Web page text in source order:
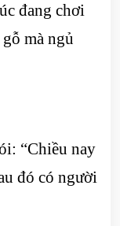
đang chơi
mà ngủ
“Chiều nay
đó có người